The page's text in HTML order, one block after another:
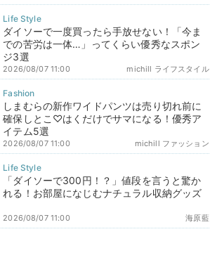
ダイソーで一度買ったら手放せない！「今ま
での苦労は一体…」ってくらい優秀なスポン
ジ3選
michill ライフスタイル
2026/08/07 11:00
しまむらの新作ワイドパンツは売り切れ前に
確保しとこ♡はくだけでサマになる！優秀ア
イテム5選
michill ファッション
2026/08/07 11:00
「ダイソーで300円！？」値段を言うと驚か
れる！お部屋になじむナチュラル収納グッズ
海原藍
2026/08/07 11:00